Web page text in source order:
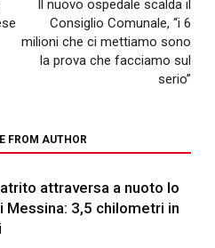
Il nuovo ospedale scalda il
Consiglio Comunale, “i 6
milioni che ci mettiamo sono
la prova che facciamo sul
serio”
FROM AUTHOR
attraversa a nuoto lo
Messina: 3,5 chilometri in